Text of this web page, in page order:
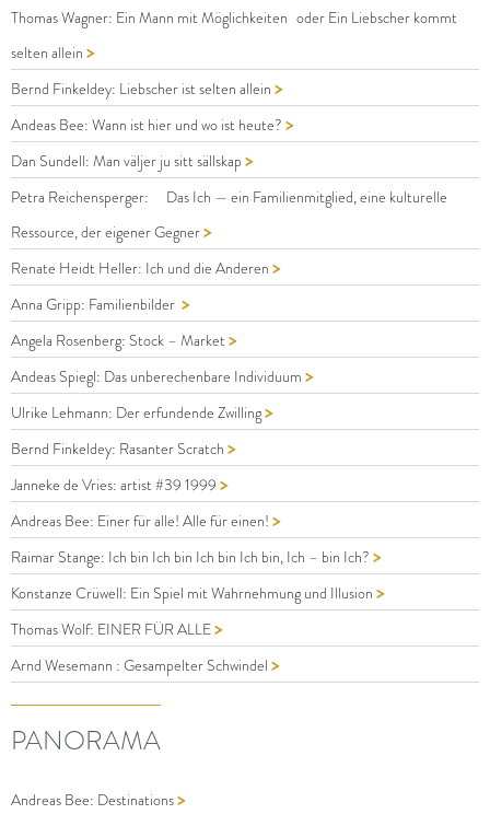
Thomas Wagner: Ein Mann mit Möglichkeiten oder Ein Liebscher kommt
selten allein >
Bernd Finkeldey: Liebscher ist selten allein >
Andeas Bee: Wann ist hier und wo ist heute? >
Dan Sundell: Man väljer ju sitt sällskap >
Petra Reichensperger: Das Ich — ein Familienmitglied, eine kulturelle
Ressource, der eigener Gegner>
Renate Heidt Heller: Ich und die Anderen >
Anna Gripp: Familienbilder >
Angela Rosenberg: Stock – Market >
Andeas Spiegl: Das unberechenbare Individuum >
Ulrike Lehmann: Der erfundende Zwilling>
Bernd Finkeldey: Rasanter Scratch >
Janneke de Vries: artist #39 1999 >
Andreas Bee: Einer für alle! Alle für einen! >
Raimar Stange: Ich bin Ich bin Ich bin Ich bin, Ich – bin Ich? >
Konstanze Crüwell: Ein Spiel mit Wahrnehmung und Illusion >
Thomas Wolf: EINER FÜR ALLE>
Arnd Wesemann : Gesampelter Schwindel >
PANORAMA
Andreas Bee: Destinations>